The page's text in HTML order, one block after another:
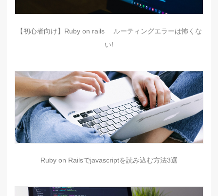
【初心者向け】Ruby on rails ルーティングエラーは怖くな
い!
Ruby on Railsでjavascriptを読み込む方法3選